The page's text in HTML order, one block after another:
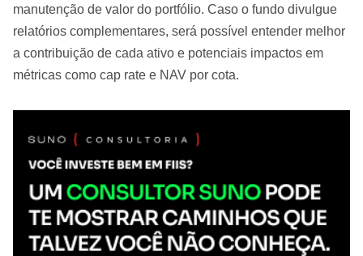
manutenção de valor do portfólio. Caso o fundo divulgue
relatórios complementares, será possível entender melhor
a contribuição de cada ativo e potenciais impactos em
métricas como cap rate e NAV por cota.